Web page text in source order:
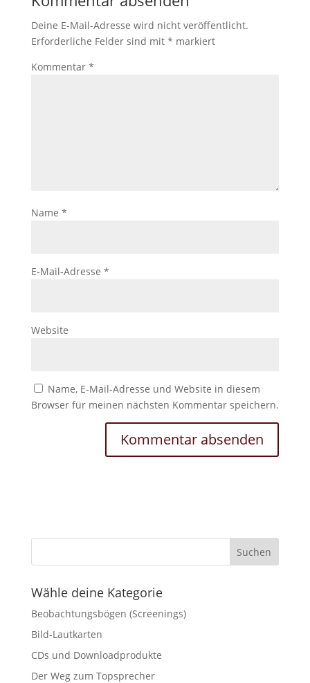
Deine E-Mail-Adresse wird nicht veröffentlicht.
Erforderliche Felder sind mit * markiert
Kommentar *
Name *
E-Mail-Adresse *
Website
Name, E-Mail-Adresse und Website in diesem
Browser für meinen nächsten Kommentar speichern.
Wähle deine Kategorie
Beobachtungsbögen (Screenings)
Bild-Lautkarten
CDs und Downloadprodukte
Der Weg zum Topsprecher